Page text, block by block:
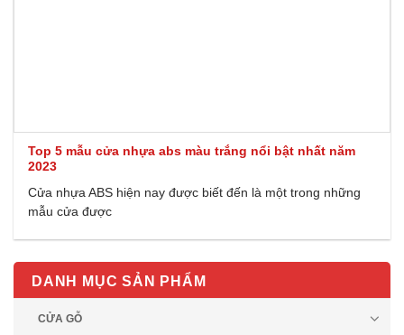
Top 5 mẫu cửa nhựa abs màu trắng nổi bật nhất năm
2023
Cửa nhựa ABS hiện nay được biết đến là một trong những
mẫu cửa được
DANH MỤC SẢN PHẨM
CỬA GỖ